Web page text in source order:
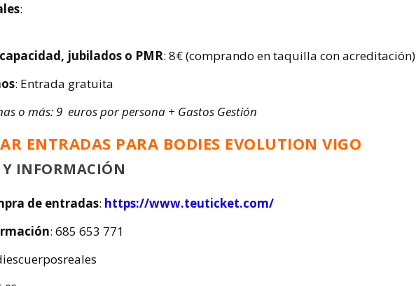
:
jubilados o PMR: 8€ (comprando en taquilla con acreditación)
: Entrada gratuita
o más: 9 euros por persona + Gastos Gestión
ENTRADAS PARA BODIES EVOLUTION VIGO
INFORMACIÓN
de entradas: https://www.teuticket.com/
: 685 653 771